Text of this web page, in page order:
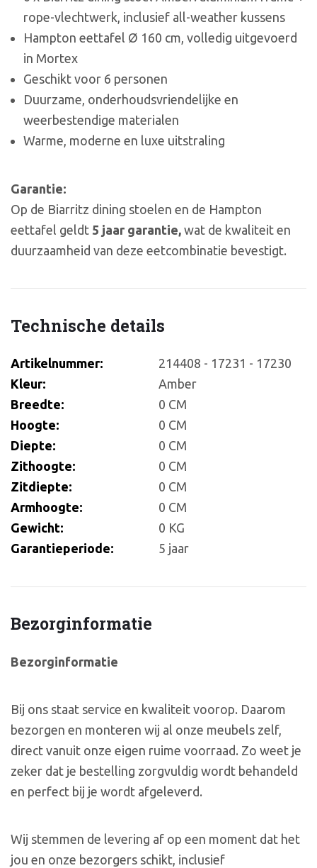
rope-vlechtwerk, inclusief all-weather kussens
Hampton eettafel Ø 160 cm, volledig uitgevoerd
in Mortex
Geschikt voor 6 personen
Duurzame, onderhoudsvriendelijke en
weerbestendige materialen
Warme, moderne en luxe uitstraling
Garantie:
Op de Biarritz dining stoelen en de Hampton
eettafel geldt 5 jaar garantie, wat de kwaliteit en
duurzaamheid van deze eetcombinatie bevestigt.
Technische details
Artikelnummer:
214408 - 17231 - 17230
Kleur:
Amber
Breedte:
0 CM
Hoogte:
0 CM
Diepte:
0 CM
Zithoogte:
0 CM
Zitdiepte:
0 CM
Armhoogte:
0 CM
Gewicht:
0 KG
Garantieperiode:
5 jaar
Bezorginformatie
Bezorginformatie
Bij ons staat service en kwaliteit voorop. Daarom
bezorgen en monteren wij al onze meubels zelf,
direct vanuit onze eigen ruime voorraad. Zo weet je
zeker dat je bestelling zorgvuldig wordt behandeld
en perfect bij je wordt afgeleverd.
Wij stemmen de levering af op een moment dat het
jou en onze bezorgers schikt, inclusief